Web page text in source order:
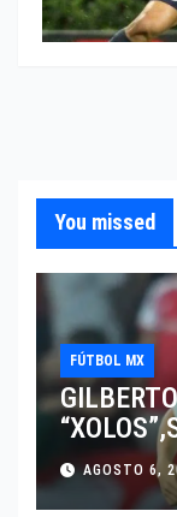
You missed
FÚTBOL MX
JUGAR
AGOSTO 6,